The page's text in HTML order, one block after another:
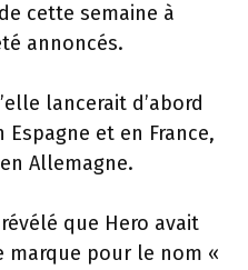
cette semaine à
annoncés.
lancerait d’abord
et en France,
Allemagne.
que Hero avait
marque pour le nom «